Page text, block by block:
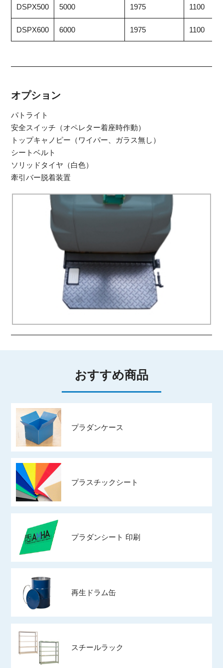
DSPX500 5000 1975 1100
DSPX600 6000 1975 1100
オプション
パトライト
安全スイッチ（オペレター着座時作動）
トップキャノピー（ワイパー、ガラス無し）
シートベルト
ソリッドタイヤ（白色）
牽引バー脱着装置
おすすめ商品
プラダンケース
プラスチックシート
プラダンシート 印刷
再生ドラム缶
スチールラック